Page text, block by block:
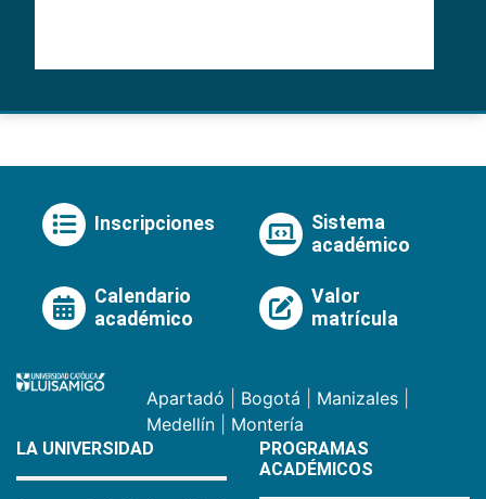
Inscripciones
Sistema
académico
Calendario
académico
Valor
matrícula
Apartadó Bogotá Manizales
Medellín
Montería
LA UNIVERSIDAD
PROGRAMAS
ACADÉMICOS